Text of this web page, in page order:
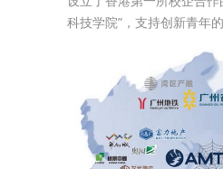
科技学院”，支持创新青年的